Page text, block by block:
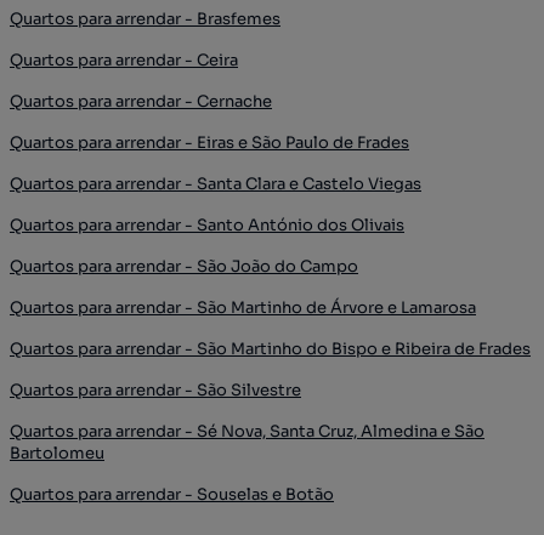
Quartos para arrendar - Brasfemes
Quartos para arrendar - Ceira
Quartos para arrendar - Cernache
Quartos para arrendar - Eiras e São Paulo de Frades
Quartos para arrendar - Santa Clara e Castelo Viegas
Quartos para arrendar - Santo António dos Olivais
Quartos para arrendar - São João do Campo
Quartos para arrendar - São Martinho de Árvore e Lamarosa
Quartos para arrendar - São Martinho do Bispo e Ribeira de Frades
Quartos para arrendar - São Silvestre
Quartos para arrendar - Sé Nova, Santa Cruz, Almedina e São
Bartolomeu
Quartos para arrendar - Souselas e Botão